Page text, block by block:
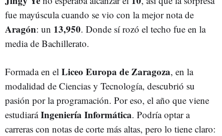
fue mayúscula cuando se vio con la mejor nota de
Aragón: un 13,950. Donde sí rozó el techo fue en la
media de Bachillerato.
Formada en el Liceo Europa de Zaragoza, en la
modalidad de Ciencias y Tecnología, descubrió su
pasión por la programación. Por eso, el año que viene
estudiaráIngeniería Informática. Podría optar a
carreras con notas de corte más altas, pero lo tiene claro: